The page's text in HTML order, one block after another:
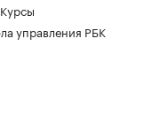
управления РБК